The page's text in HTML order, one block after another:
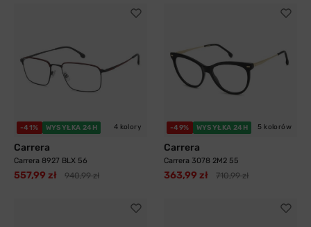
-41% WYSYŁKA 24H 4 kolory
Carrera
Carrera 8927 BLX 56
557,99 zł 940,99 zł
-49% WYSYŁKA 24H 5 kolorów
Carrera
Carrera 3078 2M2 55
363,99 zł 710,99 zł